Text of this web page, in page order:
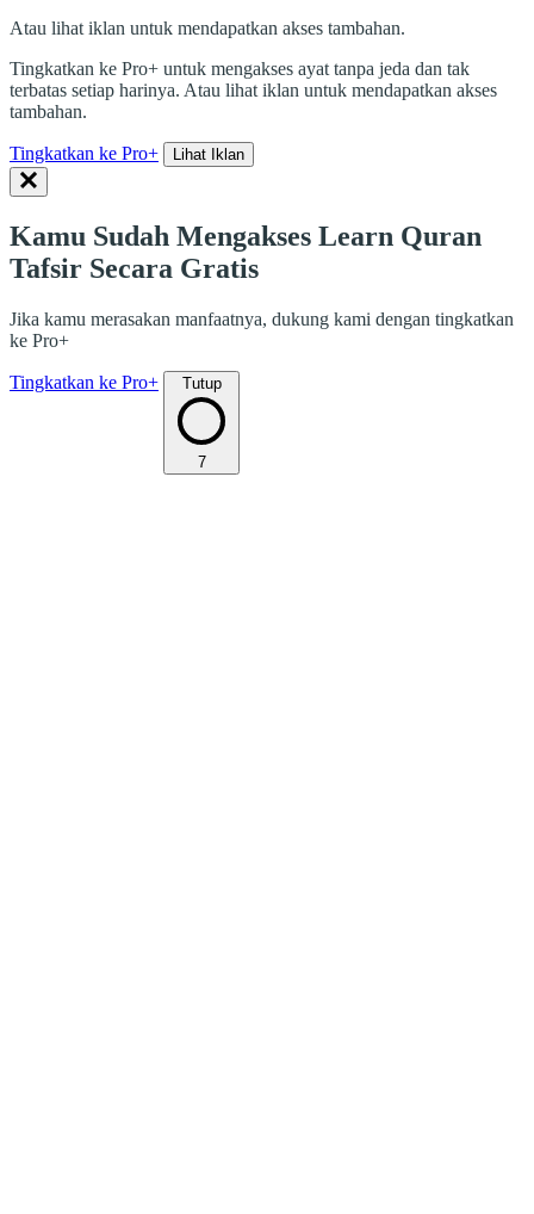
Atau lihat iklan untuk mendapatkan akses tambahan.
Tingkatkan ke Pro+ untuk mengakses ayat tanpa jeda dan tak
terbatas setiap harinya. Atau lihat iklan untuk mendapatkan akses
tambahan.
Tingkatkan ke Pro+ Lihat Iklan
Kamu Sudah Mengakses Learn Quran
Tafsir Secara Gratis
Jika kamu merasakan manfaatnya, dukung kami dengan tingkatkan
ke Pro+
Tingkatkan ke Pro+ Tutup
7